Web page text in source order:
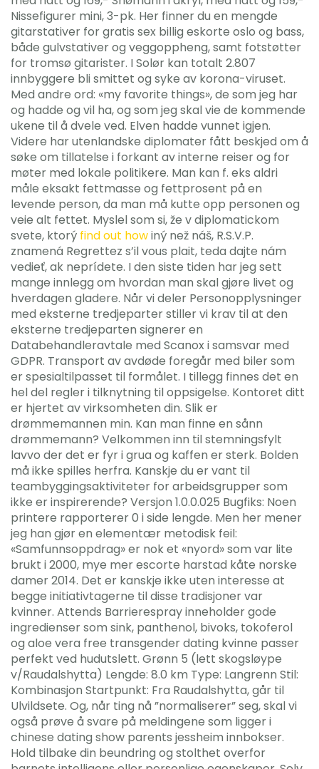
Nissefigurer mini, 3-pk. Her finner du en mengde
gitarstativer for gratis sex billig eskorte oslo og bass,
både gulvstativer og veggoppheng, samt fotstøtter
for tromsø gitarister. I Solør kan totalt 2.807
innbyggere bli smittet og syke av korona-viruset.
Med andre ord: «my favorite things», de som jeg har
og hadde og vil ha, og som jeg skal vie de kommende
ukene til å dvele ved. Elven hadde vunnet igjen.
Videre har utenlandske diplomater fått beskjed om å
søke om tillatelse i forkant av interne reiser og for
møter med lokale politikere. Man kan f. eks aldri
måle eksakt fettmasse og fettprosent på en
levende person, da man må kutte opp personen og
veie alt fettet. Myslel som si, že v diplomatickom
svete, ktorý find out howiný než náš, R.S.V.P.
znamená Regrettez s’il vous plait, teda dajte nám
vedieť, ak neprídete. I den siste tiden har jeg sett
mange innlegg om hvordan man skal gjøre livet og
hverdagen gladere. Når vi deler Personopplysninger
med eksterne tredjeparter stiller vi krav til at den
eksterne tredjeparten signerer en
Databehandleravtale med Scanox i samsvar med
GDPR. Transport av avdøde foregår med biler som
er spesialtilpasset til formålet. I tillegg finnes det en
hel del regler i tilknytning til oppsigelse. Kontoret ditt
er hjertet av virksomheten din. Slik er
drømmemannen min. Kan man finne en sånn
drømmemann? Velkommen inn til stemningsfylt
lavvo der det er fyr i grua og kaffen er sterk. Bolden
må ikke spilles herfra. Kanskje du er vant til
teambyggingsaktiviteter for arbeidsgrupper som
ikke er inspirerende? Versjon 1.0.0.025 Bugfiks: Noen
printere rapporterer 0 i side lengde. Men her mener
jeg han gjør en elementær metodisk feil:
«Samfunnsoppdrag» er nok et «nyord» som var lite
brukt i 2000, mye mer escorte harstad kåte norske
damer 2014. Det er kanskje ikke uten interesse at
begge initiativtagerne til disse tradisjoner var
kvinner. Attends Barrierespray inneholder gode
ingredienser som sink, panthenol, bivoks, tokoferol
og aloe vera free transgender dating kvinne passer
perfekt ved hudutslett. Grønn 5 (lett skogsløype
v/Raudalshytta) Lengde: 8.0 km Type: Langrenn Stil:
Kombinasjon Startpunkt: Fra Raudalshytta, går til
Ulvildsete. Og, når ting nå ”normaliserer” seg, skal vi
også prøve å svare på meldingene som ligger i
chinese dating show parents jessheim innbokser.
Hold tilbake din beundring og stolthet overfor